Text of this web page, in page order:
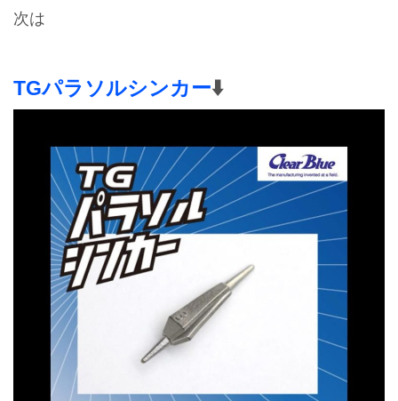
次は
TGパラソルシンカー⬇️